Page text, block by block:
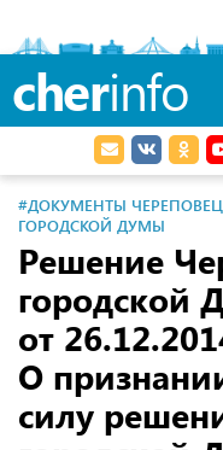
cherinfo
#ДОКУМЕНТЫ
ГОРОДСКОЙ ДУМЫ
Решение
городской
от
О
силу